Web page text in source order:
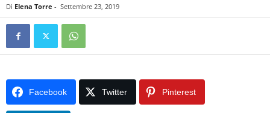
Di Elena Torre - Settembre 23, 2019
Facebook Twitter Pinterest